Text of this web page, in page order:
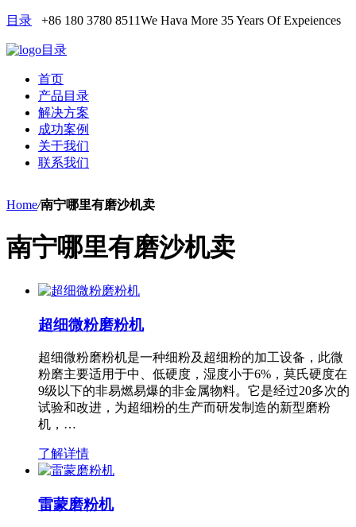
目录 +86 180 3780 8511We Hava More 35 Years Of Expeiences
目录
首页
产品目录
解决方案
成功案例
关于我们
联系我们
Home/南宁哪里有磨沙机卖
南宁哪里有磨沙机卖
超细微粉磨粉机
超细微粉磨粉机是一种细粉及超细粉的加工设备，此微
粉磨主要适用于中、低硬度，湿度小于6%，莫氏硬度在
9级以下的非易燃易爆的非金属物料。它是经过20多次的
试验和改进，为超细粉的生产而研发制造的新型磨粉
机，…
了解详情
雷蒙磨粉机